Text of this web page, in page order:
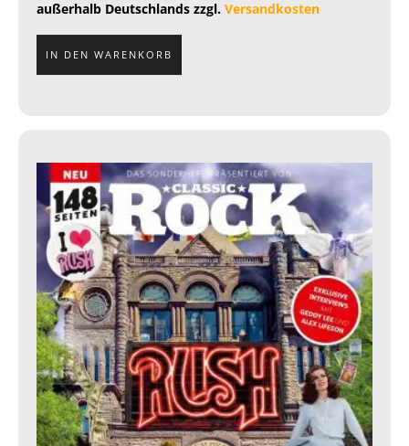
außerhalb Deutschlands zzgl. Versandkosten
IN DEN WARENKORB